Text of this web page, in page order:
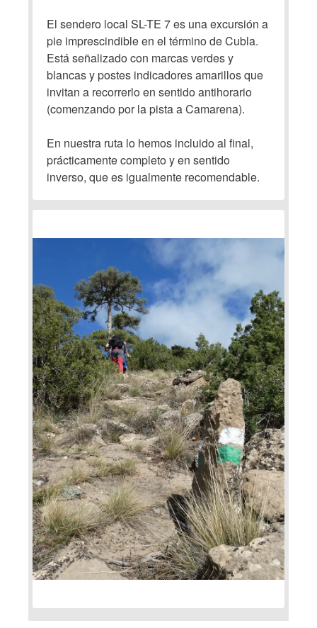
El sendero local SL-TE 7 es una excursión a
pie imprescindible en el término de Cubla.
Está señalizado con marcas verdes y
blancas y postes indicadores amarillos que
invitan a recorrerlo en sentido antihorario
(comenzando por la pista a Camarena).
En nuestra ruta lo hemos incluido al final,
prácticamente completo y en sentido
inverso, que es igualmente recomendable.